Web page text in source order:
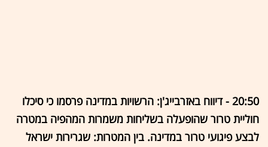
20:50 - דיווח באזרבייג'ן: הרשויות במדינה פרסמו כי סיכלו
חוליית טרור שהופעלה בשליחות משמרות המהפיה במטרה
לבצע פיגועי טרור במדינה. בין המטרות: שגרירות ישראל